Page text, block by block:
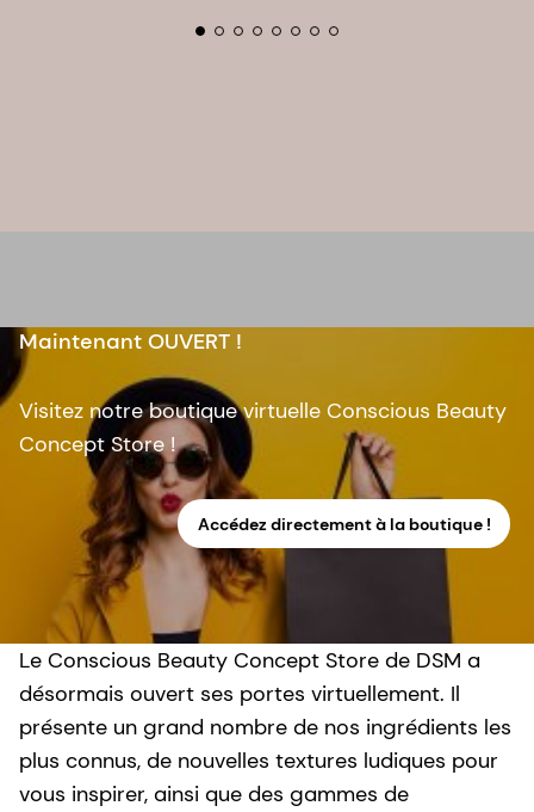
Maintenant OUVERT !
Visitez notre boutique virtuelle Conscious Beauty
Concept Store !
Accédez directement à la boutique !
Le Conscious Beauty Concept Store de DSM a
désormais ouvert ses portes virtuellement. Il
présente un grand nombre de nos ingrédients les
plus connus, de nouvelles textures ludiques pour
vous inspirer, ainsi que des gammes de